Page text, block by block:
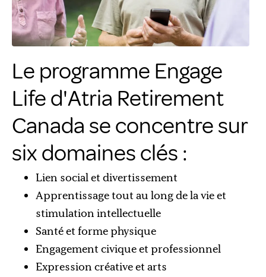
Le programme Engage
Life d'Atria Retirement
Canada se concentre sur
six domaines clés :
Lien social et divertissement
Apprentissage tout au long de la vie et
stimulation intellectuelle
Santé et forme physique
Engagement civique et professionnel
Expression créative et arts